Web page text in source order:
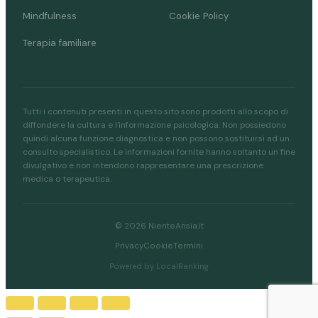
Mindfulness
Terapia familiare
Cookie Policy
Tutti i contenuti presenti in questo sito sono prodotti allo scopo di
diffondere la cultura e l'informazione psicologica. Non possiedono
quindi alcuna funzione diagnostica e non possono sostituirsi ad un
consulto specialistico. Le informazioni fornite hanno soltanto un fine
divulgativo e non intendono rappresentare una prescrizione
medica o terapeutica.
© 2026 NienteAnsia.it
PrivacyCookieTermini
Powered by LocalRanking